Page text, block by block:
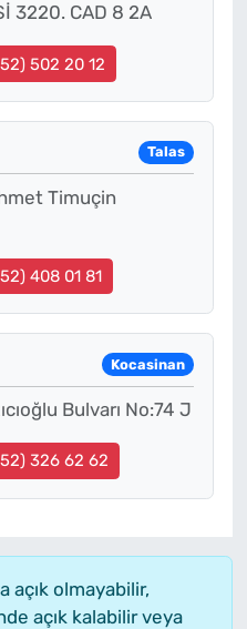
3220. CAD 8 2A
502 20 12
Talas
Timuçin
408 01 81
Kocasinan
Bulvarı No:74 J
326 62 62
açık olmayabilir,
açık kalabilir veya